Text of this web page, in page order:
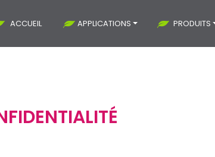
ACCUEIL APPLICATIONS PRODUITS